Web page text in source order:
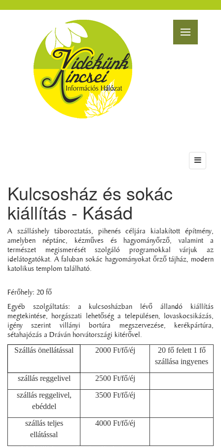
Kulcsosház és sokác
kiállítás - Kásád
A szálláshely táboroztatás, pihenés céljára kialakított építmény,
amelyben néptánc, kézműves és hagyományőrző, valamint a
természet megismerését szolgáló programokkal várjuk az
idelátogatókat. A faluban sokác hagyományokat őrző tájház, modern
katolikus templom található.
Férőhely: 20 fő
Egyéb szolgáltatás: a kulcsosházban lévő állandó kiállítás
megtekintése, horgászati lehetőség a településen, lovaskocsikázás,
igény szerint villányi bortúra megszervezése, kerékpártúra,
sétahajózás a Dráván horvátországi kitérővel.
Szállás önellátással 2000 Ft/fő/éj
20 fő felett 1 fő
szállása ingyenes
szállás reggelivel
2500 Ft/fő/éj
szállás reggelivel,
ebéddel
3500 Ft/fő/éj
szállás teljes
ellátással
4000 Ft/fő/éj